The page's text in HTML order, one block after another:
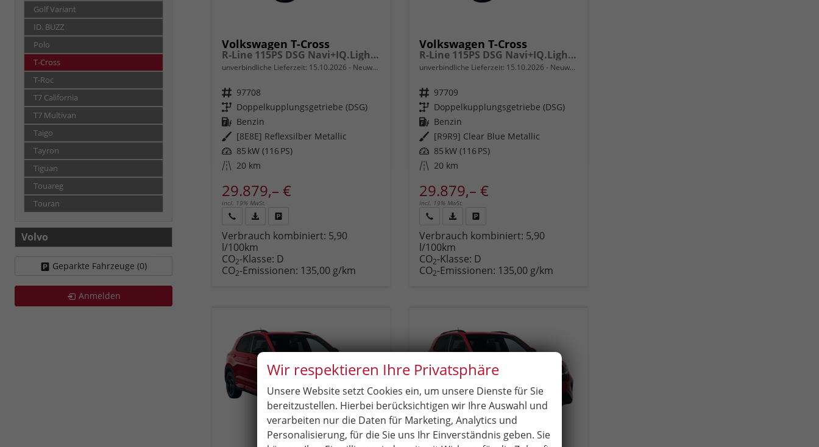
Volkswagen T-Cross
R-Line 115PS DSG Navi+IQ.Light+AHK+Black+Cam+Keyless+Side+Climatronic+GV5
unverbindliche Lieferzeit: 15.10.2026 Neuwagen
Fahrzeugnr. 97708
Getriebe Doppelkupplungsgetriebe (DSG)
Kraftstoff Benzin
Außenfarbe [8E8E] Reflexsilber Metallic
Leistung 85 kW (116 PS)
Kilometerstand 20 km
29.879,– €
incl. 19% MwSt.
anfordernDatei,
Fahrzeugexposé
drucken
drucken,
oder
vergleichen
Verbrauch kombiniert: 5,90
l/100km
CO2-Klasse: D
CO2-Emissionen: 135,00 g/km
Volkswagen T-Cross
R-Line 115PS DSG Navi+IQ.Light+AHK+Black+Cam+Keyless+Side+Climatronic+GV5
unverbindliche Lieferzeit: 15.10.2026 Neuwagen
Fahrzeugnr. 97709
Getriebe Doppelkupplungsgetriebe (DSG)
Kraftstoff Benzin
Außenfarbe [R9R9] Clear Blue Metallic
Leistung 85 kW (116 PS)
Kilometerstand 20 km
29.879,– €
incl. 19% MwSt.
anfordernDatei,
Fahrzeugexposé
drucken
drucken,
oder
vergleichen
Verbrauch kombiniert: 5,90
l/100km
CO2-Klasse: D
CO2-Emissionen: 135,00 g/km
Golf Variant
ID. BUZZ
Polo
T-Cross
T-Roc
T7 California
T7 Multivan
Taigo
Tayron
Tiguan
Touareg
Touran
Volvo
Geparkte Fahrzeuge (0)
Anmelden
Wir respektieren Ihre Privatsphäre
Unsere Website setzt Cookies ein, um unsere Dienste für Sie
bereitzustellen. Hierbei berücksichtigen wir Ihre Auswahl und
verarbeiten nur die Daten für Marketing, Analytics und
Personalisierung, für die Sie uns Ihr Einverständnis geben. Sie